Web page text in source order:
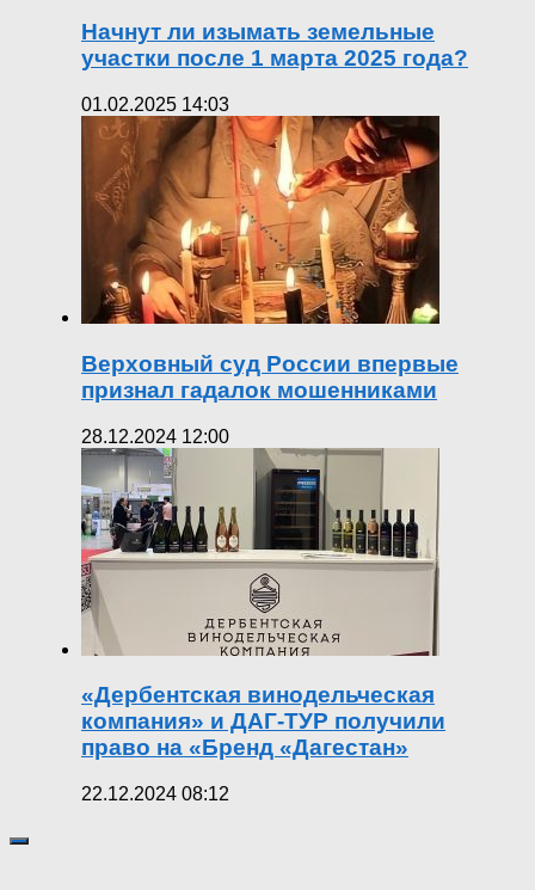
Начнут ли изымать земельные
участки после 1 марта 2025 года?
01.02.2025 14:03
Верховный суд России впервые
признал гадалок мошенниками
28.12.2024 12:00
«Дербентская винодельческая
компания» и ДАГ-ТУР получили
право на «Бренд «Дагестан»
22.12.2024 08:12